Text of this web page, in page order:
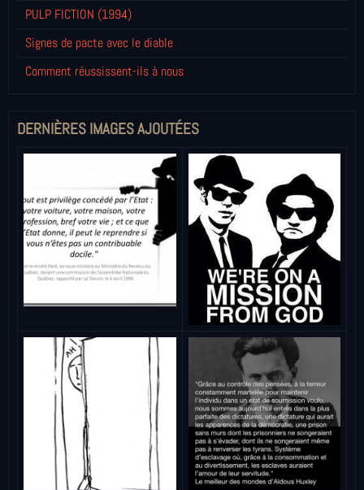
PULP FICTION (1994)
Signes de pacte avec le diable
Comment réussissent-ils à nous
DERNIÈRES IMAGES AJOUTÉES